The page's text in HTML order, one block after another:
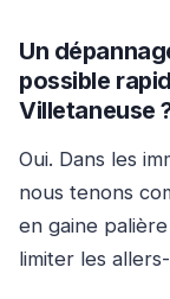
Un
possible
Villetaneuse
Oui. Dans les
nous tenons
en gaine
limiter les